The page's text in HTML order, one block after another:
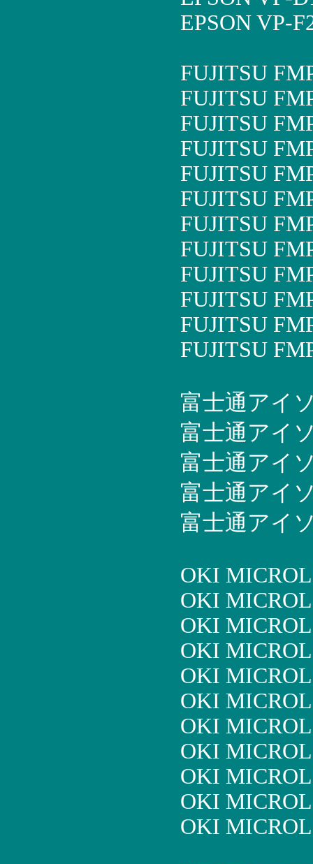
EPSON VP-
FUJITSU
FUJITSU
FUJITSU
FUJITSU
FUJITSU
FUJITSU
FUJITSU
FUJITSU
FUJITSU
FUJITSU
FUJITSU
FUJITSU
富士通アイ
富士通アイ
富士通アイ
富士通アイ
富士通アイ
OKI
OKI
OKI
OKI
OKI
OKI
OKI
OKI
OKI
OKI
OKI